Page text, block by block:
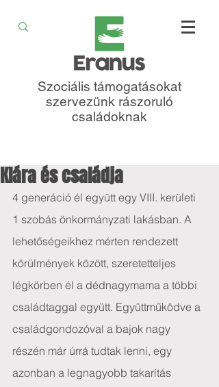
Szociális támogatásokat
szervezünk rászoruló
családoknak
Klára és családja
4 generáció él együtt egy VIII. kerületi
1 szobás önkormányzati lakásban. A
lehetőségeikhez mérten rendezett
körülmények között, szeretetteljes
légkörben él a dédnagymama a többi
családtaggal együtt. Együttműködve a
családgondozóval a bajok nagy
részén már úrrá tudtak lenni, egy
azonban a legnagyobb takarítás